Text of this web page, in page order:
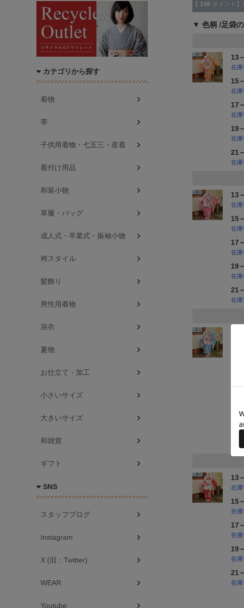
【 146 ポイント】
色柄 足袋
13
在
15
在
17
在
19
在
21
在
13
在
15
在
17
在
19
在
21
在
17
19
13
在
15
在
17
在
19
在
21
在
カテゴリから探す
着物
帯
子供用着物・七五三・産着
着付け用品
和装小物
草履・バッグ
成人式・卒業式・振袖小物
袴スタイル
髪飾り
男性用着物
浴衣
夏物
お仕立て・加工
小さいサイズ
大きいサイズ
和雑貨
ギフト
SNS
スタッフブログ
Instagram
X (旧：Twitter)
WEAR
Youtube